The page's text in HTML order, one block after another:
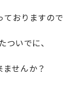
ておりますので
いでに、
せんか？